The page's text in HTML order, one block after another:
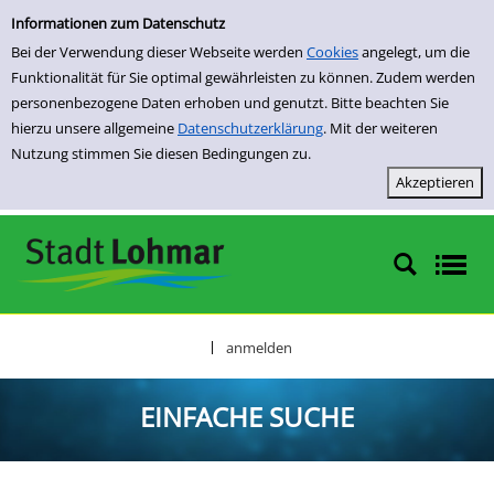
Einfache Suche
Informationen zum Datenschutz
Bei der Verwendung dieser Webseite werden Cookiesangelegt, um die
Funktionalität für Sie optimal gewährleisten zu können. Zudem werden
personenbezogene Daten erhoben und genutzt. Bitte beachten Sie
hierzu unsere allgemeine Datenschutzerklärung. Mit der weiteren
Nutzung stimmen Sie diesen Bedingungen zu.
Zur Detailanzeige springen
anmelden
EINFACHE SUCHE